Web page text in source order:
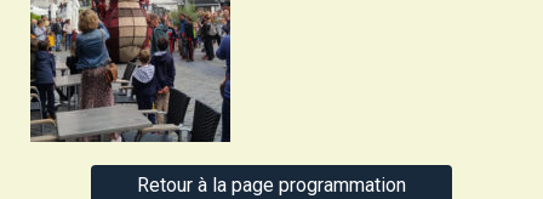
Retour à la page programmation